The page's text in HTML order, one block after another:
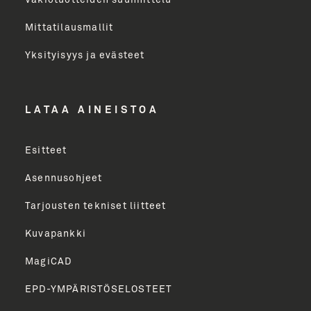
LÄHETÄ
Mittatilausmallit
Yksityisyys ja evästeet
LATAA AINEISTOA
Esitteet
Asennusohjeet
Tarjousten tekniset liitteet
Kuvapankki
MagiCAD
EPD-YMPÄRISTÖSELOSTEET